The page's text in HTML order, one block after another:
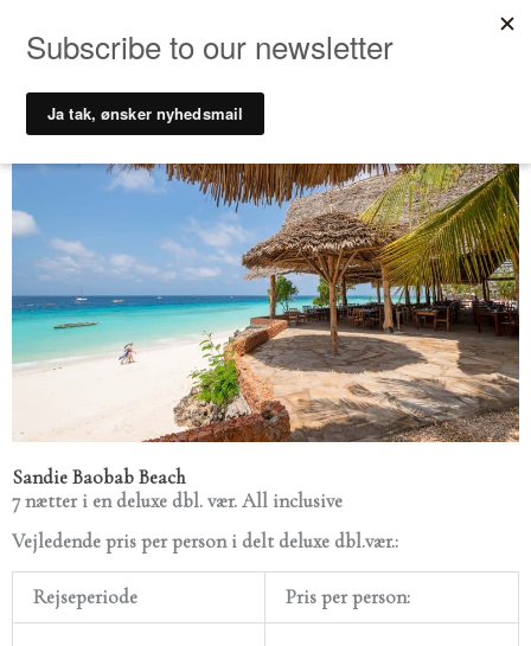
indholdet
Sandie Baobab Beach
7 nætter i en deluxe dbl. vær.All inclusive
Vejledende pris per person i delt deluxe dbl.vær.:
Rejseperiode Pris per person: